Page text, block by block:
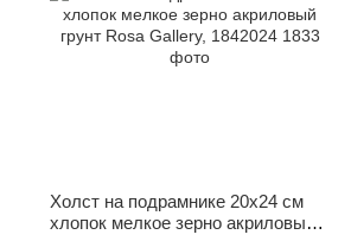
Холст на подрамнике 20x24 см
хлопок мелкое зерно акриловый